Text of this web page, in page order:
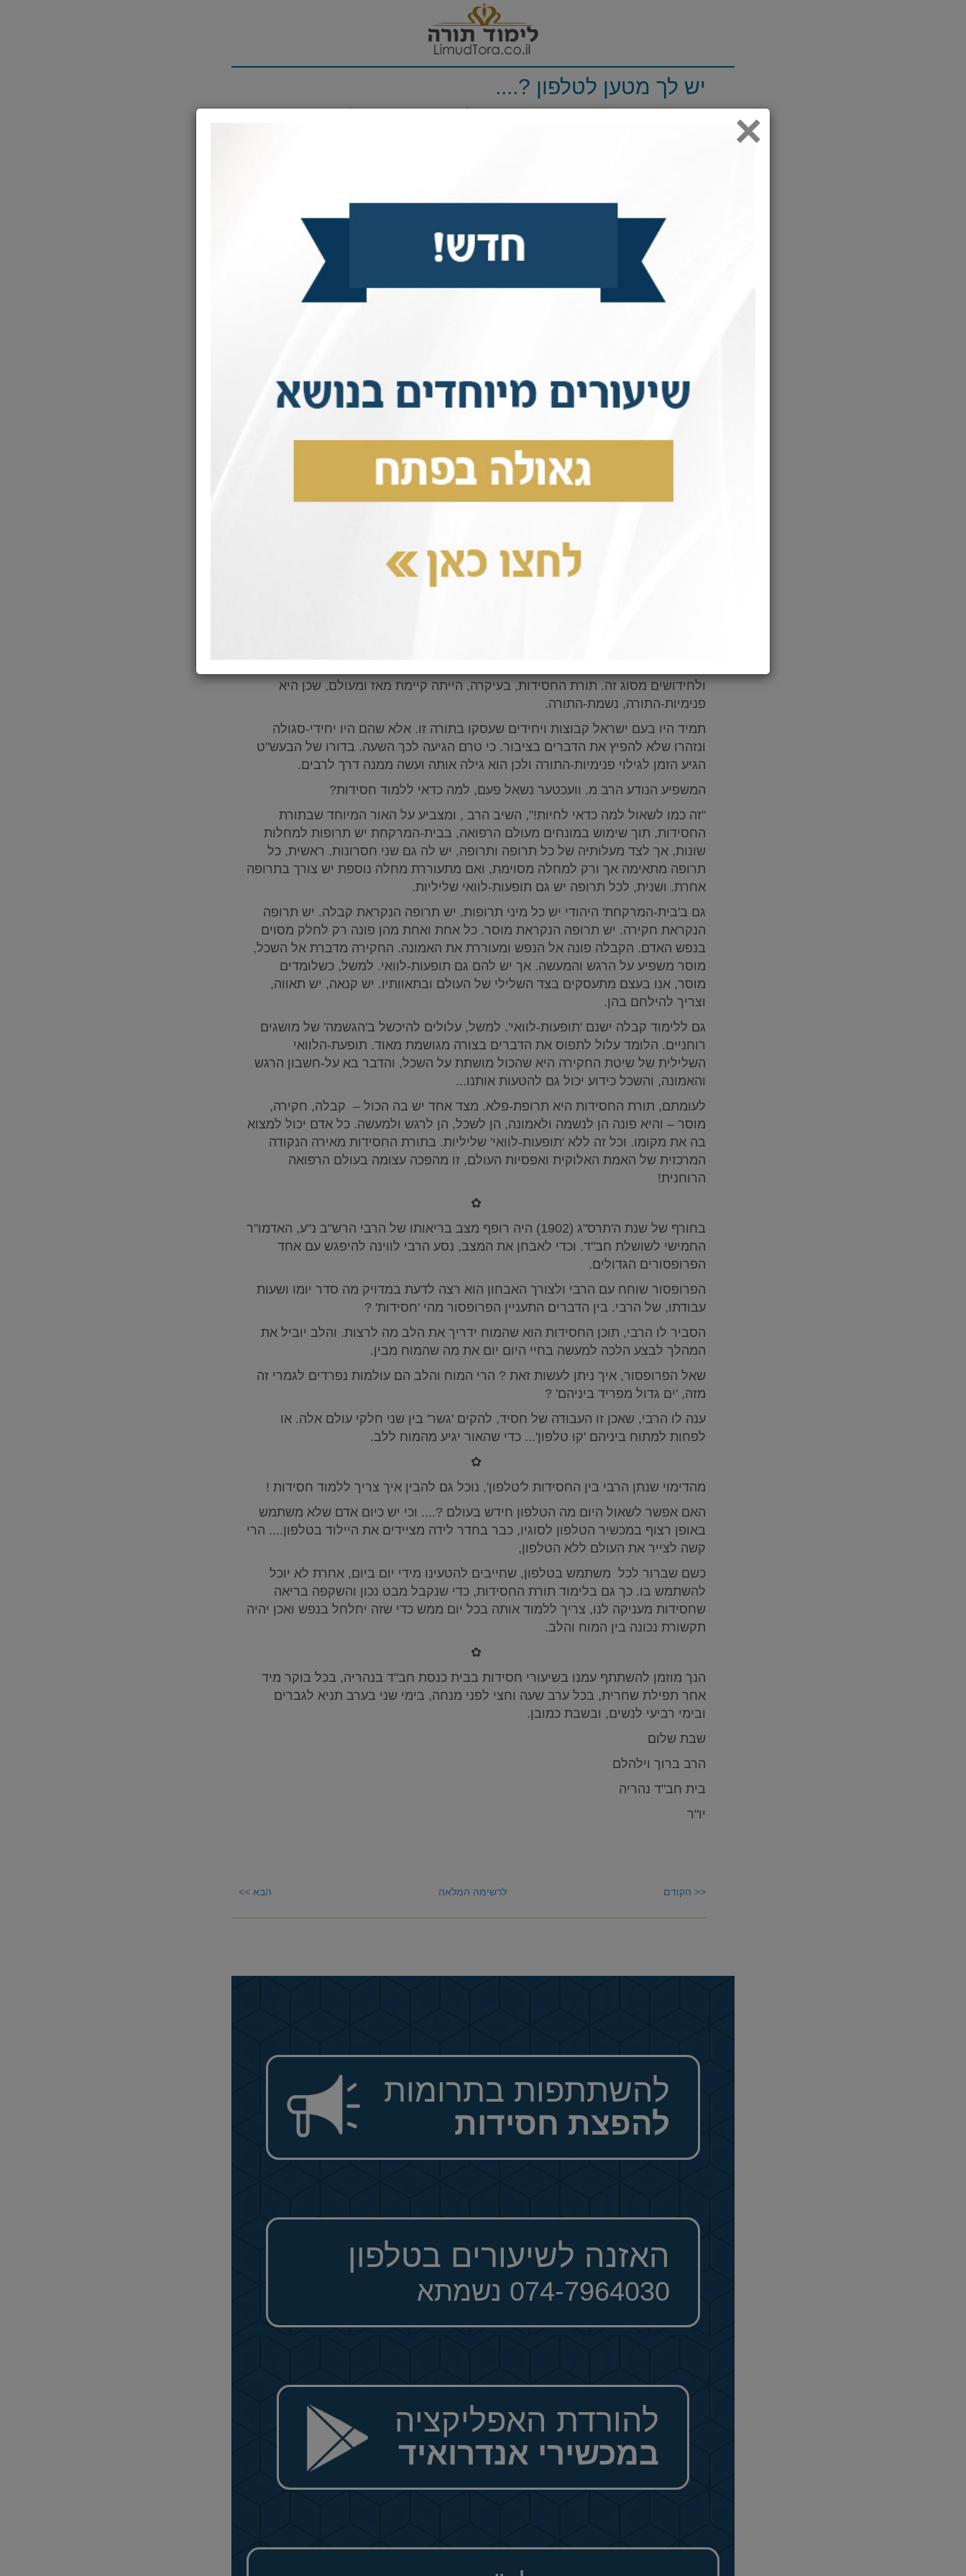
יש לך מטען לטלפון ?....
כעבור מספר ימים הביא ר' שמעון לאשתו את המתכון המבוקש.
כך וכך ביצים, כמות של סוכר, קמח כמובן, חלב, שמן וכו'.
ואז אומרת האישה לבעלה, אבל אין לנו ביצים בבית ?.
- שיהיה בלי ביצים – העיקר שיצא בְּלִינְצֶ'ס.
- שיהיה בלי חלב – העיקר שיצא בְּלִינְצֶ'ס.
גם כדי להיות חסיד, יש מתכון ברור וכל המרכיבים נחוצים ! אי אפשר לוותר על שום
אי אפשר להיות חסיד בלי המתכון.... בלי לימוד מסודר של תורת החסידות !
בשבת הקרובה, יחול ח"י באלול, יום זה מכונה בעולמה של החסידות "יום הולדת שני
המאורות הגדולים", ביום זה בשנת ה'תנ"ח (1697) ירדה לעולם נשמתו הגדולה של
ולחידושים מסוג זה. תורת החסידות, בעיקרה, הייתה קיימת מאז ומעולם, שכן היא
פנימיות-התורה, נשמת-התורה.
תמיד היו בעם ישראל קבוצות ויחידים שעסקו בתורה זו. אלא שהם היו יחידי-סגולה
ונזהרו שלא להפיץ את הדברים בציבור. כי טרם הגיעה לכך השעה. בדורו של הבעש"ט
הגיע הזמן לגילוי פנימיות-התורה ולכן הוא גילה אותה ועשה ממנה דרך לרבים.
המשפיע הנודע הרב מ. וועכטער נשאל פעם, למה כדאי ללמוד חסידות?
"זה כמו לשאול למה כדאי לחיות!", השיב הרב , ומצביע על האור המיוחד שבתורת
החסידות, תוך שימוש במונחים מעולם הרפואה, בבית-המרקחת יש תרופות למחלות
שונות, אך לצד מעלותיה של כל תרופה ותרופה, יש לה גם שני חסרונות. ראשית, כל
תרופה מתאימה אך ורק למחלה מסוימת, ואם מתעוררת מחלה נוספת יש צורך בתרופה
אחרת. ושנית, לכל תרופה יש גם תופעות-לוואי שליליות.
גם ב'בית-המרקחת' היהודי יש כל מיני תרופות. יש תרופה הנקראת קבלה. יש תרופה
הנקראת חקירה. יש תרופה הנקראת מוסר. כל אחת ואחת מהן פונה רק לחלק מסוים
בנפש האדם. הקבלה פונה אל הנפש ומעוררת את האמונה. החקירה מדברת אל השכל,
מוסר משפיע על הרגש והמעשה. אך יש להם גם תופעות-לוואי. למשל, כשלומדים
מוסר, אנו בעצם מתעסקים בצד השלילי של העולם ובתאוותיו. יש קנאה, יש תאווה,
וצריך להילחם בהן.
גם ללימוד קבלה ישנם 'תופעות-לוואי'. למשל, עלולים להיכשל ב'הגשמה' של מושגים
רוחניים. הלומד עלול לתפוס את הדברים בצורה מגושמת מאוד. תופעת-הלוואי
השלילית של שיטת החקירה היא שהכול מושתת על השכל, והדבר בא על-חשבון הרגש
והאמונה, והשכל כידוע יכול גם להטעות אותנו...
לעומתם, תורת החסידות היא תרופת-פלא. מצד אחד יש בה הכול – קבלה, חקירה,
מוסר – והיא פונה הן לנשמה ולאמונה, הן לשכל, הן לרגש ולמעשה. כל אדם יכול למצוא
בה את מקומו. וכל זה ללא 'תופעות-לוואי' שליליות. בתורת החסידות מאירה הנקודה
המרכזית של האמת האלוקית ואפסיות העולם, זו מהפכה עצומה בעולם הרפואה
הרוחנית!
✿
בחורף של שנת ה'תרס"ג (1902) היה רופף מצב בריאותו של הרבי הרש"ב נ"ע, האדמו"ר
החמישי לשושלת חב"ד. וכדי לאבחן את המצב, נסע הרבי לווינה להיפגש עם אחד
הפרופסורים הגדולים.
הפרופסור שוחח עם הרבי ולצורך האבחון הוא רצה לדעת במדויק מה סדר יומו ושעות
עבודתו, של הרבי. בין הדברים התעניין הפרופסור מהי 'חסידות' ?
הסביר לו הרבי, תוכן החסידות הוא שהמוח ידריך את הלב מה לרצות. והלב יוביל את
המהלך לבצע הלכה למעשה בחיי היום יום את מה שהמוח מבין.
שאל הפרופסור, איך ניתן לעשות זאת ? הרי המוח והלב הם עולמות נפרדים לגמרי זה
מזה, 'ים גדול מפריד ביניהם' ?
ענה לו הרבי, שאכן זו העבודה של חסיד, להקים 'גשר' בין שני חלקי עולם אלה. או
לפחות למתוח ביניהם 'קו טלפון'... כדי שהאור יגיע מהמוח ללב.
✿
מהדימוי שנתן הרבי בין החסידות ל'טלפון', נוכל גם להבין איך צריך ללמוד חסידות !
האם אפשר לשאול היום מה הטלפון חידש בעולם ?.... וכי יש כיום אדם שלא משתמש
באופן רצוף במכשיר הטלפון לסוגיו, כבר בחדר לידה מציידים את היילוד בטלפון.... הרי
קשה לצייר את העולם ללא הטלפון,
כשם שברור לכל משתמש בטלפון, שחייבים להטעינו מידי יום ביום, אחרת לא יוכל
להשתמש בו. כך גם בלימוד תורת החסידות, כדי שנקבל מבט נכון והשקפה בריאה
שחסידות מעניקה לנו, צריך ללמוד אותה בכל יום ממש כדי שזה יחלחל בנפש ואכן יהיה
תקשורת נכונה בין המוח והלב.
✿
הנך מוזמן להשתתף עמנו בשיעורי חסידות בבית כנסת חב"ד בנהריה, בכל בוקר מיד
אחר תפילת שחרית, בכל ערב שעה וחצי לפני מנחה, בימי שני בערב תניא לגברים
ובימי רביעי לנשים, ובשבת כמובן.
שבת שלום
הרב ברוך וילהלם
בית חב"ד נהריה
יו"ר
<< הקודם לרשימה המלאה הבא >>
להשתתפות בתרומות
להפצת חסידות
האזנה לשיעורים בטלפון
074-7964030 נשמתא
להורדת האפליקציה
במכשירי אנדרואיד
×